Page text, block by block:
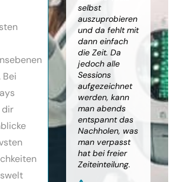
Bei
dir
für
noch
Monika
Vietz
selbst
auszuprobieren
und da fehlt mit
dann einfach
die Zeit. Da
jedoch alle
Sessions
aufgezeichnet
werden, kann
man abends
entspannt das
Nachholen, was
man verpasst
hat bei freier
Zeiteinteilung.